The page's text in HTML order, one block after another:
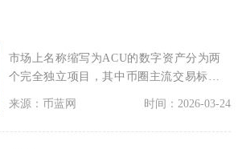
市场上名称缩写为ACU的数字资产分为两
个完全独立项目，其中币圈主流交易标的
来源：币蓝网 时间：2026-03-24